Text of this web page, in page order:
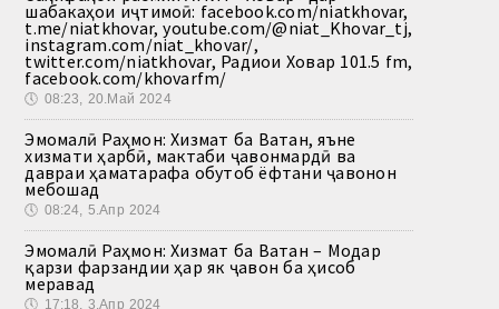
шабакаҳои иҷтимоӣ: facebook.com/niatkhovar,
t.me/niatkhovar, youtube.com/@niat_Khovar_tj,
instagram.com/niat_khovar/,
twitter.com/niatkhovar, Радиои Ховар 101.5 fm,
facebook.com/khovarfm/
🕔 08:23, 20.Май 2024
Эмомалӣ Раҳмон: Хизмат ба Ватан, яъне
хизмати ҳарбӣ, мактаби ҷавонмардӣ ва
давраи ҳаматарафа обутоб ёфтани ҷавонон
мебошад
🕔 08:24, 5.Апр 2024
Эмомалӣ Раҳмон: Хизмат ба Ватан – Модар
қарзи фарзандии ҳар як ҷавон ба ҳисоб
меравад
🕔 17:18, 3.Апр 2024